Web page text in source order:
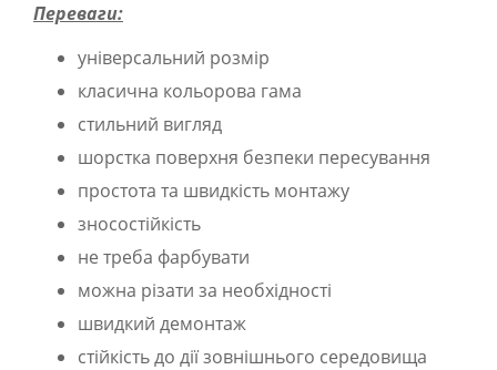
Переваги:
універсальний розмір
класична кольорова гама
стильний вигляд
шорстка поверхня безпеки пересування
простота та швидкість монтажу
зносостійкість
не треба фарбувати
можна різати за необхідності
швидкий демонтаж
стійкість до дії зовнішнього середовища